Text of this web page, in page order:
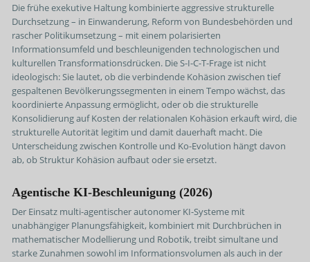
Die frühe exekutive Haltung kombinierte aggressive strukturelle
Durchsetzung – in Einwanderung, Reform von Bundesbehörden und
rascher Politikumsetzung – mit einem polarisierten
Informationsumfeld und beschleunigenden technologischen und
kulturellen Transformationsdrücken. Die S-I-C-T-Frage ist nicht
ideologisch: Sie lautet, ob die verbindende Kohäsion zwischen tief
gespaltenen Bevölkerungssegmenten in einem Tempo wächst, das
koordinierte Anpassung ermöglicht, oder ob die strukturelle
Konsolidierung auf Kosten der relationalen Kohäsion erkauft wird, die
strukturelle Autorität legitim und damit dauerhaft macht. Die
Unterscheidung zwischen Kontrolle und Ko-Evolution hängt davon
ab, ob Struktur Kohäsion aufbaut oder sie ersetzt.
Agentische KI-Beschleunigung (2026)
Der Einsatz multi-agentischer autonomer KI-Systeme mit
unabhängiger Planungsfähigkeit, kombiniert mit Durchbrüchen in
mathematischer Modellierung und Robotik, treibt simultane und
starke Zunahmen sowohl im Informationsvolumen als auch in der